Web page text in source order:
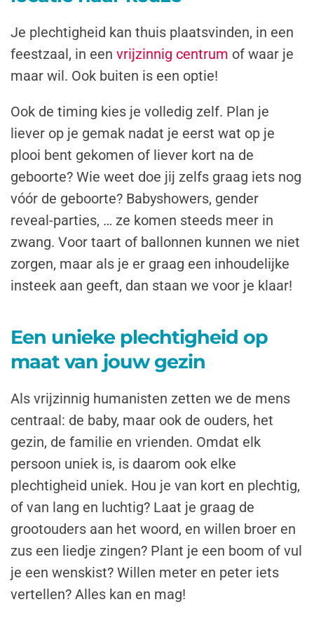
Je plechtigheid kan thuis plaatsvinden, in een
feestzaal, in een vrijzinnig centrum of waar je
maar wil. Ook buiten is een optie!
Ook de timing kies je volledig zelf. Plan je
liever op je gemak nadat je eerst wat op je
plooi bent gekomen of liever kort na de
geboorte? Wie weet doe jij zelfs graag iets nog
vóór de geboorte? Babyshowers, gender
reveal-parties, … ze komen steeds meer in
zwang. Voor taart of ballonnen kunnen we niet
zorgen, maar als je er graag een inhoudelijke
insteek aan geeft, dan staan we voor je klaar!
Een unieke plechtigheid op
maat van jouw gezin
Als vrijzinnig humanisten zetten we de mens
centraal: de baby, maar ook de ouders, het
gezin, de familie en vrienden. Omdat elk
persoon uniek is, is daarom ook elke
plechtigheid uniek. Hou je van kort en plechtig,
of van lang en luchtig? Laat je graag de
grootouders aan het woord, en willen broer en
zus een liedje zingen? Plant je een boom of vul
je een wenskist? Willen meter en peter iets
vertellen? Alles kan en mag!